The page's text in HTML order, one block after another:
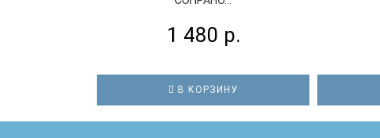
1 480 р.
В КОРЗИНУ